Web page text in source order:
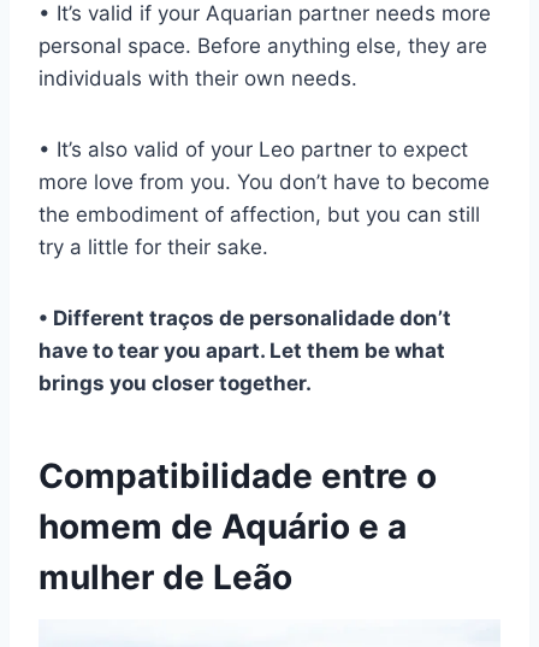
• It’s valid if your Aquarian partner needs more
personal space. Before anything else, they are
individuals with their own needs.
• It’s also valid of your Leo partner to expect
more love from you. You don’t have to become
the embodiment of affection, but you can still
try a little for their sake.
• Different traços de personalidade don’t
have to tear you apart. Let them be what
brings you closer together.
Compatibilidade entre o
homem de Aquário e a
mulher de Leão